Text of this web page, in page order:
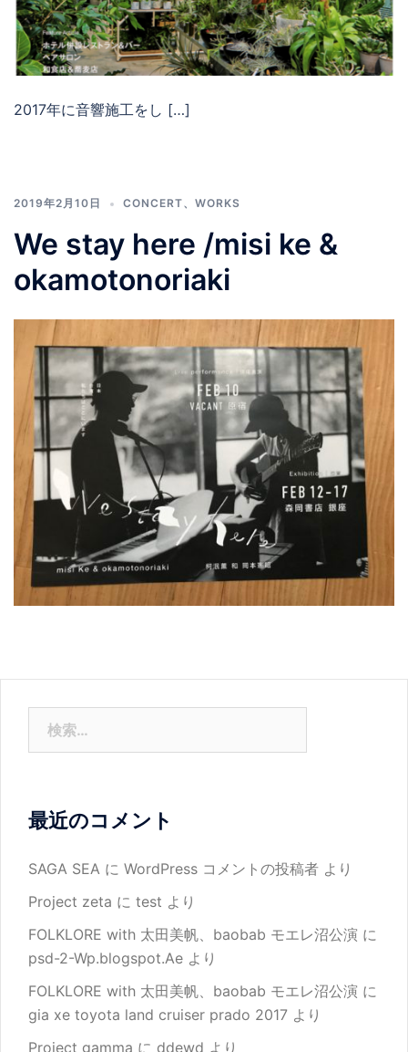
2017年に音響施工をし […]
2019年2月10日 CONCERT、 WORKS
We stay here /misi ke &
okamotonoriaki
最近のコメント
SAGA SEA に WordPress コメントの投稿者 より
Project zeta に test より
FOLKLORE with 太田美帆、baobab モエレ沼公演 に
psd-2-Wp.blogspot.Ae より
FOLKLORE with 太田美帆、baobab モエレ沼公演 に
gia xe toyota land cruiser prado 2017 より
Project gamma に ddewd より